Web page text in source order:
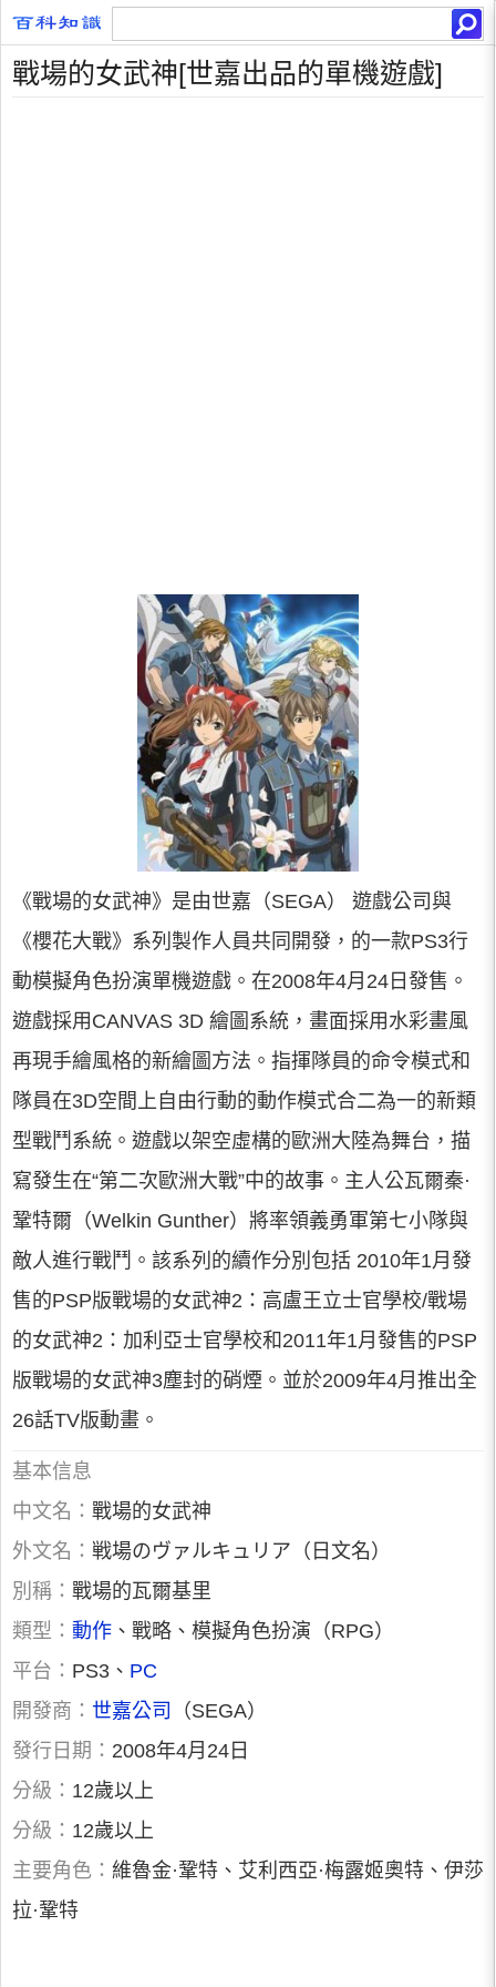
戰場的女武神[世嘉出品的單機遊戲]
《戰場的女武神》是由世嘉（SEGA） 遊戲公司與
《櫻花大戰》系列製作人員共同開發，的一款PS3行
動模擬角色扮演單機遊戲。在2008年4月24日發售。
遊戲採用CANVAS 3D 繪圖系統，畫面採用水彩畫風
再現手繪風格的新繪圖方法。指揮隊員的命令模式和
隊員在3D空間上自由行動的動作模式合二為一的新類
型戰鬥系統。遊戲以架空虛構的歐洲大陸為舞台，描
寫發生在“第二次歐洲大戰”中的故事。主人公瓦爾秦·
鞏特爾（Welkin Gunther）將率領義勇軍第七小隊與
敵人進行戰鬥。該系列的續作分別包括 2010年1月發
售的PSP版戰場的女武神2：高盧王立士官學校/戰場
的女武神2：加利亞士官學校和2011年1月發售的PSP
版戰場的女武神3塵封的硝煙。並於2009年4月推出全
26話TV版動畫。
基本信息
中文名： 戰場的女武神
外文名： 戦場のヴァルキュリア（日文名）
別稱： 戰場的瓦爾基里
類型： 動作 、戰略、模擬角色扮演（RPG）
平台： PS3、 PC
開發商： 世嘉公司
（SEGA）
發行日期： 2008年4月24日
分級： 12歲以上
分級： 12歲以上
主要角色： 維魯金·鞏特、艾利西亞·梅露姬奧特、伊莎
拉·鞏特